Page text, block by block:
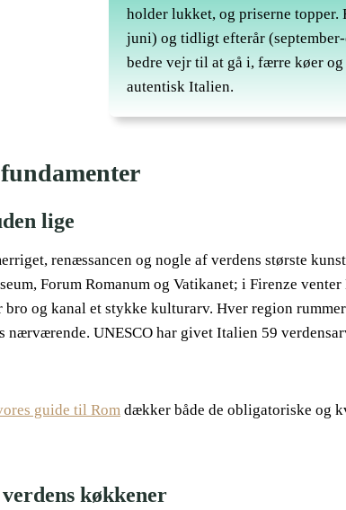
holder lukket, og priserne topper.
juni) og tidligt efterår
bedre vejr til at gå i, færre køer og
autentisk Italien.
lige
renæssancen og nogle af verdens største
Forum Romanum og Vatikanet; i Firenze
og kanal et stykke kulturarv. Hver region
nærværende. UNESCO har givet Italien 59
guide til Rom dækker både de obligatoriske og
køkkener